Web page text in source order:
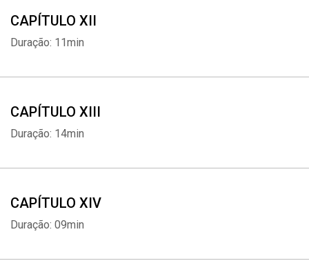
CAPÍTULO XII
Duração: 11min
CAPÍTULO XIII
Duração: 14min
CAPÍTULO XIV
Duração: 09min